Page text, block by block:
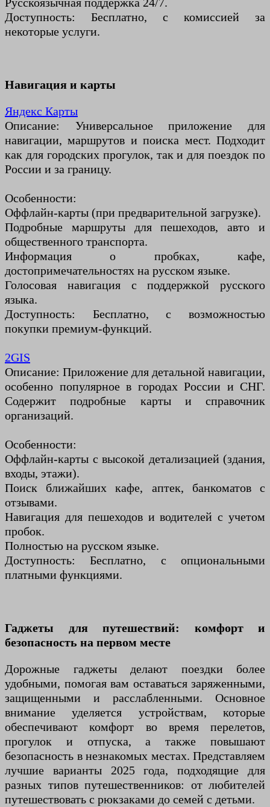
Доступность: Бесплатно, с комиссией за
некоторые услуги.
Навигация и карты
Яндекс Карты
Описание: Универсальное приложение для
навигации, маршрутов и поиска мест. Подходит
как для городских прогулок, так и для поездок по
России и за границу.
Особенности:
Оффлайн-карты (при предварительной загрузке).
Подробные маршруты для пешеходов, авто и
общественного транспорта.
Информация о пробках, кафе,
достопримечательностях на русском языке.
Голосовая навигация с поддержкой русского
языка.
Доступность: Бесплатно, с возможностью
покупки премиум-функций.
2GIS
Описание: Приложение для детальной навигации,
особенно популярное в городах России и СНГ.
Содержит подробные карты и справочник
организаций.
Особенности:
Оффлайн-карты с высокой детализацией (здания,
входы, этажи).
Поиск ближайших кафе, аптек, банкоматов с
отзывами.
Навигация для пешеходов и водителей с учетом
пробок.
Полностью на русском языке.
Доступность: Бесплатно, с опциональными
платными функциями.
Гаджеты для путешествий: комфорт и
безопасность на первом месте
Дорожные гаджеты делают поездки более
удобными, помогая вам оставаться заряженными,
защищенными и расслабленными. Основное
внимание уделяется устройствам, которые
обеспечивают комфорт во время перелетов,
прогулок и отпуска, а также повышают
безопасность в незнакомых местах. Представляем
лучшие варианты 2025 года, подходящие для
разных типов путешественников: от любителей
путешествовать с рюкзаками до семей с детьми.